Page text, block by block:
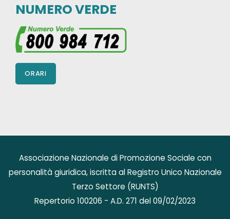
NUMERO VERDE
ORARI
Associazione Nazionale di Promozione Sociale con
personalità giuridica, iscritta al Registro Unico Nazionale
Terzo Settore (RUNTS)
Repertorio 100206 - A.D. 271 del 09/02/2023